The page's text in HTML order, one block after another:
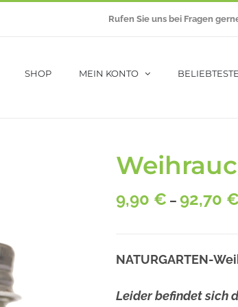
Rufen Sie uns bei Fragen
SHOP MEIN KONTO
9,90 € – 92,70 €
NATURGARTEN-
Leider befindet sich